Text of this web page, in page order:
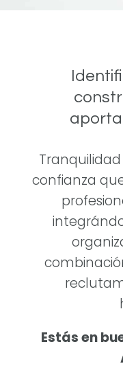
confianza
Estás en